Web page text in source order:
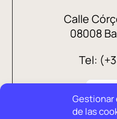
de las
Calle
08008
Tel: